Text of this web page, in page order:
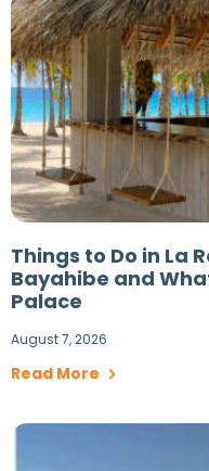
Things to Do in La
Bayahibe and
Palace
August 7, 2026
Read More